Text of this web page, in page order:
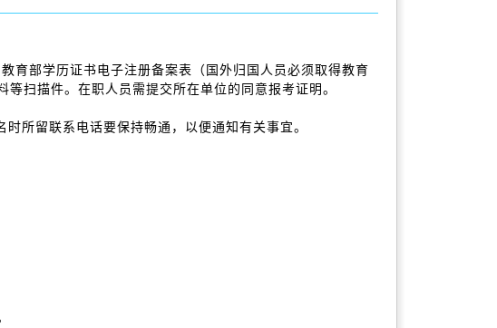
育部学历证书电子注册备案表（国外归国人员必须取得教育
扫描件。在职人员需提交所在单位的同意报考证明。
所留联系电话要保持畅通，以便通知有关事宜。